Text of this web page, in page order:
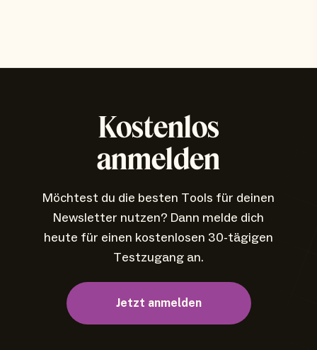
Kostenlos
anmelden
Möchtest du die besten Tools für deinen
Newsletter nutzen? Dann melde dich
heute für einen kostenlosen 30-tägigen
Testzugang an.
Jetzt anmelden